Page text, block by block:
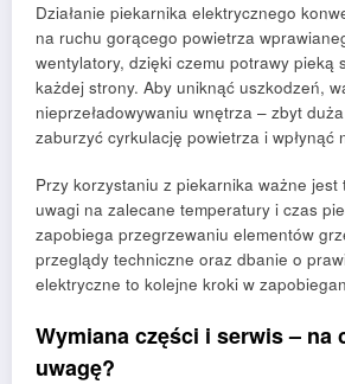
Działanie piekarnika elektrycznego
na ruchu gorącego powietrza
wentylatory, dzięki czemu potrawy pieką
każdej strony. Aby uniknąć uszkodzeń,
nieprzeładowywaniu wnętrza – zbyt
zaburzyć cyrkulację powietrza i wpłynąć
Przy korzystaniu z piekarnika ważne jest
uwagi na zalecane temperatury i czas
zapobiega przegrzewaniu elementów
przeglądy techniczne oraz dbanie o
elektryczne to kolejne kroki w
Wymiana części i serwis – na
uwagę?